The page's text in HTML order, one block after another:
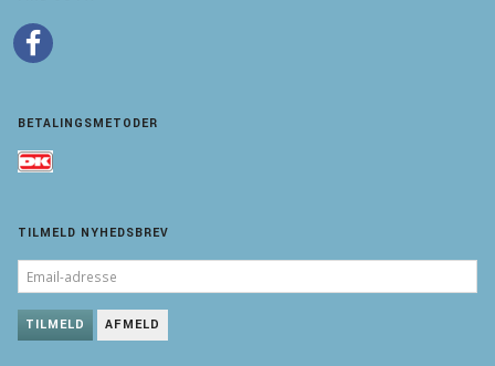
BETALINGSMETODER
TILMELD NYHEDSBREV
EMAIL-
ADRESSE
TILMELD AFMELD